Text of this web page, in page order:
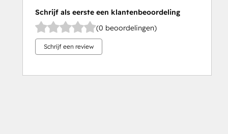
Schrijf als eerste een klantenbeoordeling
(0 beoordelingen)
Schrijf een review